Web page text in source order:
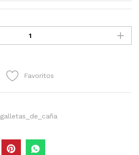
Favoritos
galletas_de_caña